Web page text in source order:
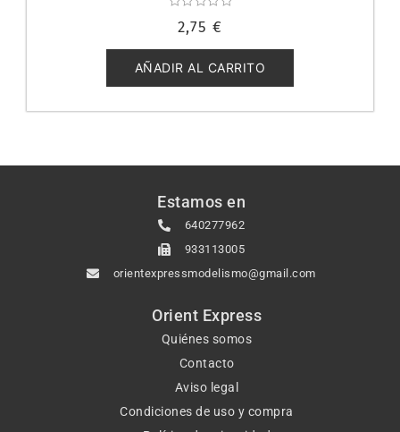
con
de
5
2,75 €
AÑADIR AL CARRITO
Estamos en
640277962
933113005
orientexpressmodelismo@gmail.com
Orient Express
Quiénes somos
Contacto
Aviso legal
Condiciones de uso y compra